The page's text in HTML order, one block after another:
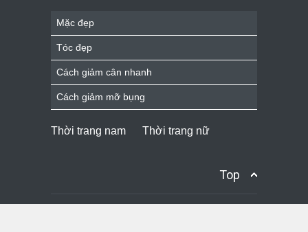
Mặc đẹp
Tóc đẹp
Cách giảm cân nhanh
Cách giảm mỡ bụng
Thời trang nam Thời trang nữ
Top